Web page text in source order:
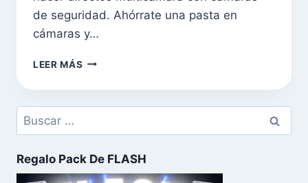
de seguridad. Ahórrate una pasta en
cámaras y…
LEER MÁS
Buscar:
Regalo Pack De FLASH